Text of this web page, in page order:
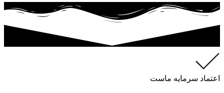
اعتماد سرمایه ماست